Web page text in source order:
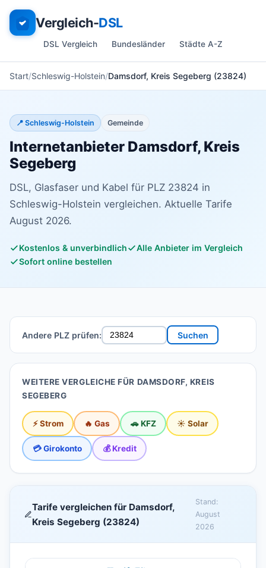
Vergleich-DSL
DSL Vergleich Bundesländer Städte A-Z
Start Schleswig-Holstein Damsdorf, Kreis Segeberg (23824)
📍 Schleswig-Holstein Gemeinde
Internetanbieter Damsdorf, Kreis
Segeberg
DSL, Glasfaser und Kabel für PLZ 23824 in
Schleswig-Holstein vergleichen. Aktuelle Tarife
August 2026.
Kostenlos & unverbindlich
Alle Anbieter im Vergleich
Sofort online bestellen
Andere PLZ prüfen: Suchen
WEITERE VERGLEICHE FÜR DAMSDORF, KREIS
SEGEBERG
⚡ Strom 🔥 Gas 🚗 KFZ ☀️ Solar
💳 Girokonto 💰 Kredit
Tarife vergleichen für Damsdorf,
Kreis Segeberg (23824)
Stand:
August
2026